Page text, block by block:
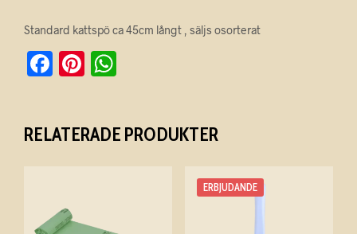
T
Standard kattspö ca 45cm långt , säljs osorterat
F
e
o
Pi
es s
RELATERADE PRODUKTER
ERBJUDANDE